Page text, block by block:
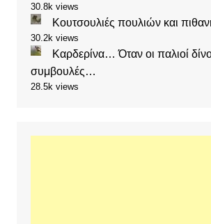
30.8k views
Κουτσουλιές πουλιών και
30.2k views
Καρδερίνα… Όταν οι παλιοί
συμβουλές…
28.5k views